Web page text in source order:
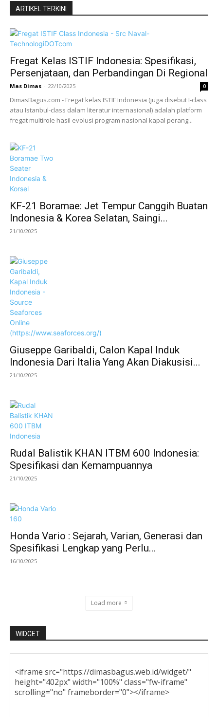
ARTIKEL TERKINI
Fregat Kelas ISTIF Indonesia: Spesifikasi,
Persenjataan, dan Perbandingan Di Regional
Mas Dimas - 22/10/2025 0
DimasBagus.com - Fregat kelas ISTIF Indonesia (juga disebut I-class
atau Istanbul-class dalam literatur internasional) adalah platform
fregat multirole hasil evolusi program nasional kapal perang...
KF-21 Boramae: Jet Tempur Canggih Buatan
Indonesia & Korea Selatan, Saingi...
21/10/2025
Giuseppe Garibaldi, Calon Kapal Induk
Indonesia Dari Italia Yang Akan Diakusisi...
21/10/2025
Rudal Balistik KHAN ITBM 600 Indonesia:
Spesifikasi dan Kemampuannya
21/10/2025
Honda Vario : Sejarah, Varian, Generasi dan
Spesifikasi Lengkap yang Perlu...
16/10/2025
Load more
WIDGET